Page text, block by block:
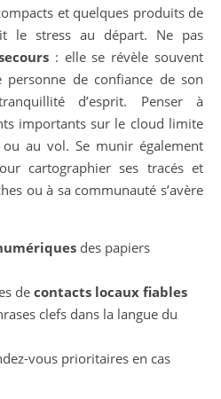
et quelques produits de
le stress au départ. Ne pas
: elle se révèle souvent
de confiance de son
d’esprit. Penser à
importants sur le cloud limite
au vol. Se munir également
cartographier ses tracés et
ou à sa communauté s’avère
des papiers
de contacts locaux fiables
clefs dans la langue du
vous prioritaires en cas